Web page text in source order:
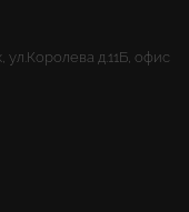
ул.Королева д.11Б, офис